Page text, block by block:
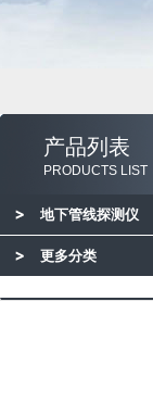
产品列表
PRODUCTS LIST
地下管线探测仪
更多分类